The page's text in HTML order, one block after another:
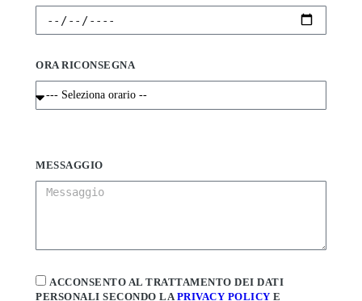
ORA RICONSEGNA
MESSAGGIO
ACCONSENTO AL TRATTAMENTO DEI DATI
PERSONALI SECONDO LAPRIVACY POLICY E